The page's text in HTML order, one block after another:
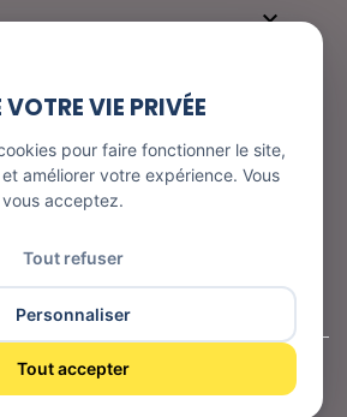

VIE PRIVÉE
pour faire fonctionner le site,
améliorer votre expérience. Vous
acceptez.
Tout refuser
Personnaliser
Tout accepter